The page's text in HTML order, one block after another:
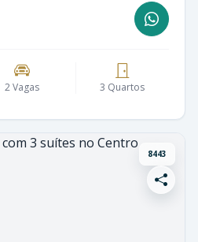
2 Vagas 3 Quartos
8443